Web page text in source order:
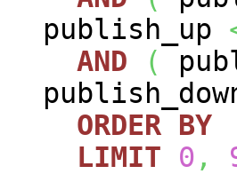
publish_up
AND
(
ORDER BY
LIMIT
0 ,